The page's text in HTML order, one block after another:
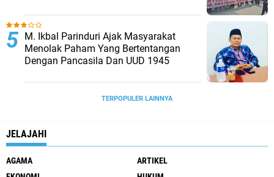
M. Ikbal Parinduri Ajak Masyarakat
Menolak Paham Yang Bertentangan
Dengan Pancasila Dan UUD 1945
TERPOPULER LAINNYA
JELAJAHI
AGAMA
ARTIKEL